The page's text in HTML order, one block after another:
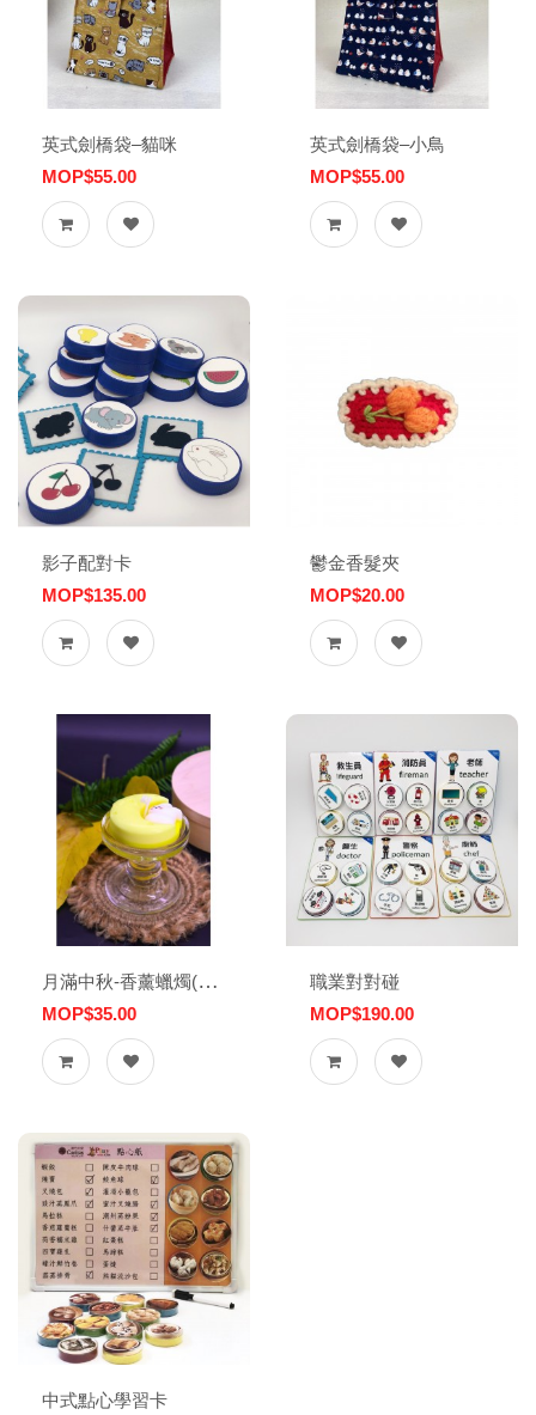
英式劍橋袋–貓咪
MOP$55.00
英式劍橋袋–小鳥
MOP$55.00
影子配對卡
MOP$135.00
鬱金香髮夾
MOP$20.00
月滿中秋-香薰蠟燭(桂花味)
MOP$35.00
職業對對碰
MOP$190.00
中式點心學習卡